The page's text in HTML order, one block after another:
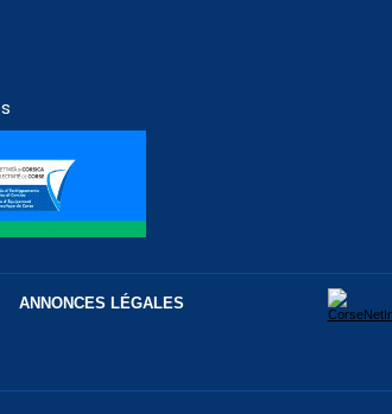
ANNONCES LÉGALES